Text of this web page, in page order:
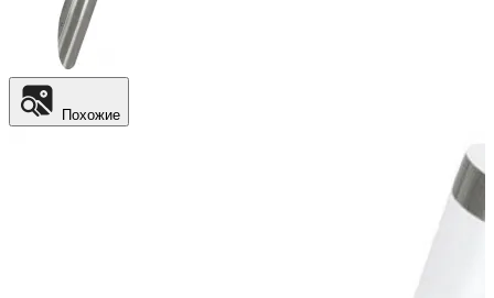
Похожие